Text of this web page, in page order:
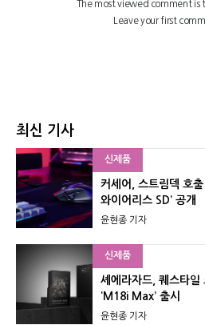
최신 기사
신제품
커세어, 스트림덱 호
와이어리스 SD’ 공개
윤현종 기자
신제품
셰에라자드, 퀘스타일
‘M18i Max’ 출시
윤현종 기자